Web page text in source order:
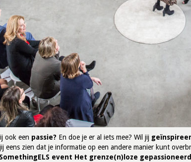
ook een passie? En doe je er al iets mee? Wil jij
eens zien dat je informatie op een andere manier kunt
SomethingELS event Het grenze(n)loze